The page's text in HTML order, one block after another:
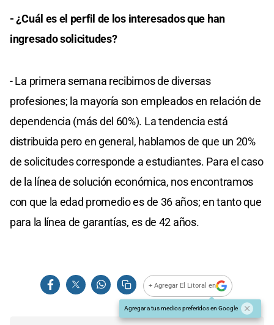
- ¿Cuál es el perfil de los interesados que han
ingresado solicitudes?
- La primera semana recibimos de diversas
profesiones; la mayoría son empleados en relación de
dependencia (más del 60%). La tendencia está
distribuida pero en general, hablamos de que un 20%
de solicitudes corresponde a estudiantes. Para el caso
de la línea de solución económica, nos encontramos
con que la edad promedio es de 36 años; en tanto que
para la línea de garantías, es de 42 años.
+ Agregar El Litoral en
Agregar a tus medios preferidos en Google